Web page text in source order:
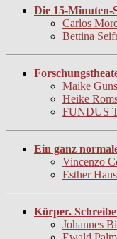
Die 15-Minuten-
Carlos
Bettina
Maike
Heike
FUNDUS
Ein ganz
Vincenzo
Esther
Körper.
Johannes